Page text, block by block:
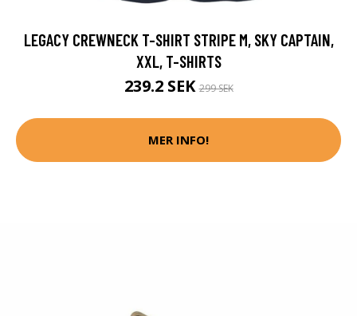
LEGACY CREWNECK T-SHIRT STRIPE M, SKY CAPTAIN,
XXL, T-SHIRTS
239.2 SEK299 SEK
MER INFO!